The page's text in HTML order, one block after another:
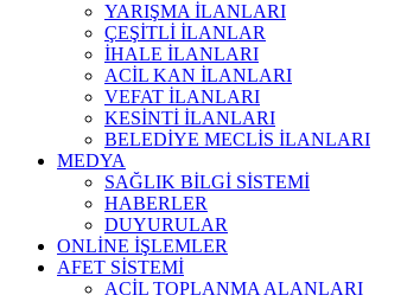
YARIŞMA İLANLARI
ÇEŞİTLİ İLANLAR
İHALE İLANLARI
ACİL KAN İLANLARI
VEFAT İLANLARI
KESİNTİ İLANLARI
BELEDİYE MECLİS İLANLARI
MEDYA
SAĞLIK BİLGİ SİSTEMİ
HABERLER
DUYURULAR
ONLİNE İŞLEMLER
AFET SİSTEMİ
ACİL TOPLANMA ALANLARI